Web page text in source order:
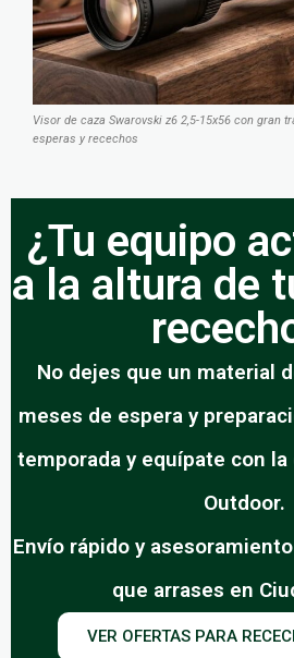
Visor de caza Swarovski z6 2,5-15x56 con gran
esperas y recechos
¿Tu equipo
a la altura de
No dejes que un material
meses de espera y
temporada y equípate con
Outdoor.
Envío rápido y
que arrases en
VER OFERTAS PARA